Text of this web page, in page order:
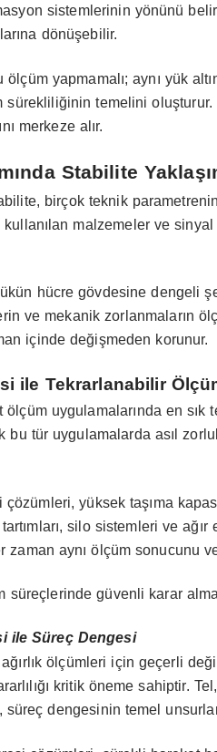
sistemlerinin yönünü
dönüşebilir.
ölçüm yapmamalı; aynı yük
sürekliliğinin temelini
merkeze alır.
Stabilite
birçok teknik
kullanılan malzemeler ve
hücre gövdesine dengeli
ve mekanik zorlanmaların
içinde değişmeden korunur.
ile Tekrarlanabilir
ölçüm uygulamalarında en
tür uygulamalarda asıl
çözümleri, yüksek taşıma
silo sistemleri ve
zaman aynı ölçüm sonucunu
güvenli karar alma
ile Süreç Dengesi
ölçümleri için geçerli
kritik öneme sahiptir.
süreç dengesinin temel